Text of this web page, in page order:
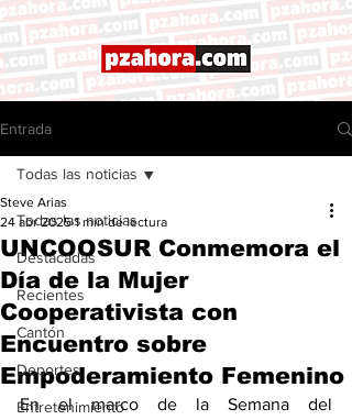
Entrada
Todas las noticias
Destacadas
Recientes
Cantón
Deportes
Entretenimiento
Todas las noticias
UNCOOSUR Conmemora el
Día de la Mujer
Cooperativista con
Encuentro sobre
Empoderamiento Femenino
Steve Arias
24 abr 2025 1 min de lectura
En el marco de la Semana del